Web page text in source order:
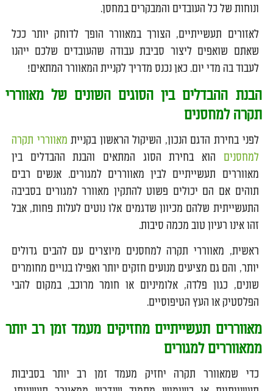
ונוחות של כל העובדים והמבקרים במחסן.
לאזורים תעשייתיים, הצורך במאוורר הופך לדוחק יותר ככל
שאתם שואפים ליצור סביבת עבודה שהעובדים שלכם ייהנו
לעבוד בה מדי יום. כאן נכנס מדריך לקניית המאוורר המתאים!
הבנת ההבדלים בין הסוגים השונים של מאווררי
תקרה למחסנים
לפני בחירת הדגם הנכון, השיקול הראשון בקניית מאווררי תקרה
למחסנים הוא בחירת הסוג המתאים והבנת ההבדלים בין
מאווררים תעשייתיים לבין מאווררים למגורים. אנשים רבים
תוהים אם הם יכולים פשוט להתקין מאוורר למגורים בסביבה
התעשייתית שלהם מכיוון שדגמים אלו נוטים לעלות פחות, אבל
זהו אינו רעיון טוב מכמה סיבות.
ראשית, מאווררי תקרה למחסנים מיוצרים עם להבים גדולים
יותר, והם גם מציעים מנועים חזקים יותר ואפילו בנויים מחומרים
שונים, כגון פלדה, אלומיניום או חומר מרוכב, במקום להבי
הפלסטיק או העץ הטיפוסיים.
מאווררים תעשייתיים מחזיקים מעמד זמן רב יותר
ממאווררים למגורים
כדי שמאוורר תקרה יחזיק מעמד זמן רב יותר בסביבות